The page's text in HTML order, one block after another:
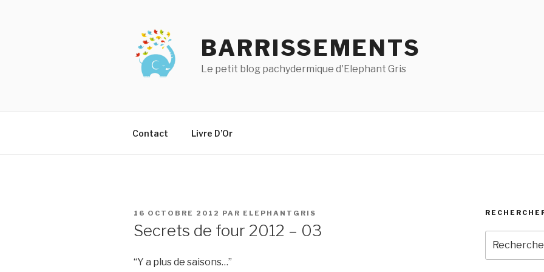
BARRISSEMENTS
Le petit blog pachydermique d'Elephant Gris
Contact Livre D’Or
PUBLIÉ
16 OCTOBRE 2012 PAR ELEPHANTGRIS
Secrets de four 2012 – 03
“Y a plus de saisons…”
pour
: